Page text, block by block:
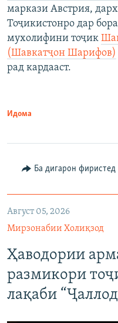
маркази Австрия,
Тоҷикистонро дар
мухолифини тоҷик
(Шавкатҷон Шарифов)
рад кардааст.
Идома
Ба дигарон фиристед
Август 05, 2026
Мирзонабии Холиқзод
Ҳаводории
размикори
лақаби